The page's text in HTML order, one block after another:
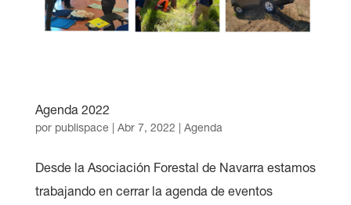
Agenda 2022
por publispace Abr 7, 2022 Agenda
Desde la Asociación Forestal de Navarra estamos
trabajando en cerrar la agenda de eventos